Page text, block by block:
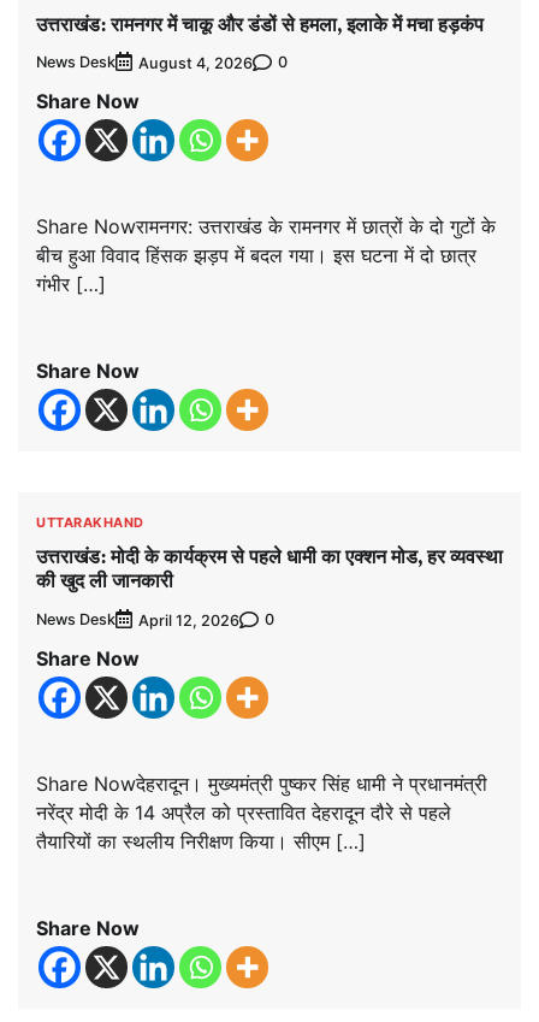
उत्तराखंड: रामनगर में चाकू और डंडों से हमला, इलाके में मचा हड़कंप
News Desk August 4, 2026 0
Share Now
Share Nowरामनगर: उत्तराखंड के रामनगर में छात्रों के दो गुटों के
बीच हुआ विवाद हिंसक झड़प में बदल गया। इस घटना में दो छात्र
गंभीर […]
Share Now
UTTARAKHAND
उत्तराखंड: मोदी के कार्यक्रम से पहले धामी का एक्शन मोड, हर व्यवस्था
की खुद ली जानकारी
News Desk April 12, 2026 0
Share Now
Share Nowदेहरादून। मुख्यमंत्री पुष्कर सिंह धामी ने प्रधानमंत्री
नरेंद्र मोदी के 14 अप्रैल को प्रस्तावित देहरादून दौरे से पहले
तैयारियों का स्थलीय निरीक्षण किया। सीएम […]
Share Now